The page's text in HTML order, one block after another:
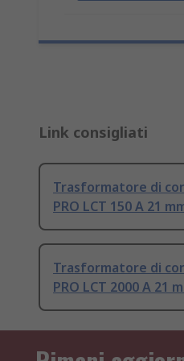
Link consigliati
Trasformatore di
PRO LCT 150 A 21
Trasformatore di
PRO LCT 2000 A 21